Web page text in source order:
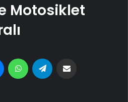
Motosiklet
MessengerWhatsApp